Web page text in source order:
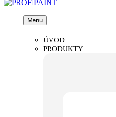
Menu
ÚVOD
PRODUKTY